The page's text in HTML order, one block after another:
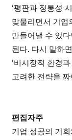
‘평판과 정통성
맞물리면서 기업
만들어낼 수 있
된다. 다시 말하
‘비시장적 환경
고려한 전략을
편집자주
기업 성공의 기회